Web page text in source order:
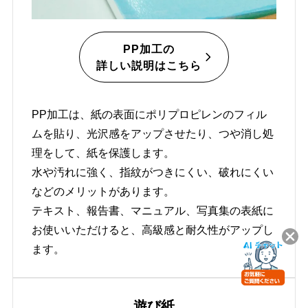
PP加工の
詳しい説明はこちら
PP加工は、紙の表面にポリプロピレンのフィル
ムを貼り、光沢感をアップさせたり、つや消し処
理をして、紙を保護します。
水や汚れに強く、指紋がつきにくい、破れにくい
などのメリットがあります。
テキスト、報告書、マニュアル、写真集の表紙に
お使いいただけると、高級感と耐久性がアップし
ます。